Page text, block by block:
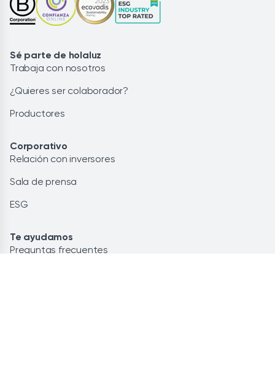
Sé parte de holaluz
Trabaja con nosotros
¿Quieres ser colaborador?
Productores
Corporativo
Relación con inversores
Sala de prensa
ESG
Te ayudamos
Preguntas frecuentes